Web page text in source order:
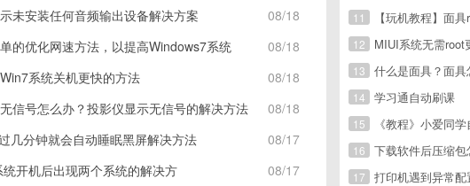
08/18
未安装任何音频输出设备解决方案
08/18
的优化网速方法，以提高Windows7系统
08/18
系统关机更快的方法
08/18
信号怎么办？投影仪显示无信号的解决方法
08/17
几分钟就会自动睡眠黑屏解决方法
08/17
开机后出现两个系统的解决方
11
【玩机教程】面
12
MIUI系统无需root
13
什么是面具？面具
14
学习通自动刷课
15
《教程》小爱同学自定
16
下载软件后压缩
17
打印机遇到异常配